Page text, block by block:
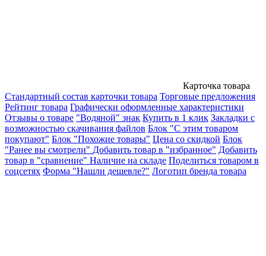
Карточка товара
Стандартный состав карточки товара Торговые предложения
Рейтинг товара Графически оформленные характеристики
Отзывы о товаре "Водяной" знак Купить в 1 клик Закладки с
возможностью скачивания файлов Блок "С этим товаром
покупают" Блок "Похожие товары" Цена со скидкой Блок
"Ранее вы смотрели" Добавить товар в "избранное" Добавить
товар в "сравнение" Наличие на складе Поделиться товаром в
соцсетях Форма "Нашли дешевле?" Логотип бренда товара